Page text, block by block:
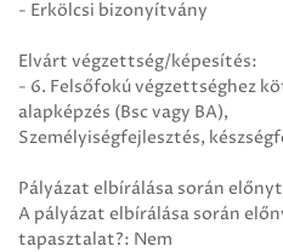
- Erkölcsi bizonyítvány
Elvárt végzettség/képesítés:
- 6. Felsőfokú végzettséghez
alapképzés (Bsc vagy BA),
Személyiségfejlesztés,
Pályázat elbírálása során
A pályázat elbírálása során
tapasztalat?: Nem